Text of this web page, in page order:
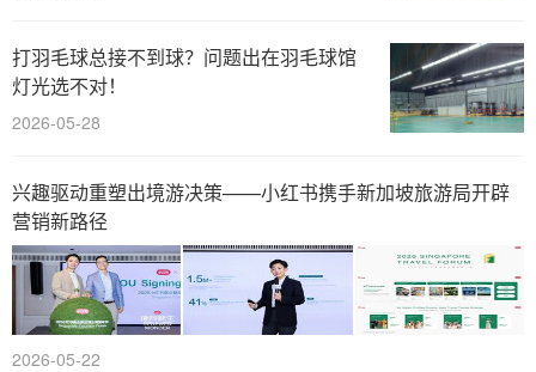
打羽毛球总接不到球？问题出在羽毛球馆
灯光选不对！
2026-05-28
兴趣驱动重塑出境游决策——小红书携手新加坡旅游局开辟
营销新路径
2026-05-22